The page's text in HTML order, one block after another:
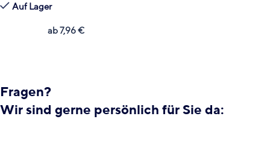
Auf Lager
ab7,96€
Fragen?
Wir sind gerne persönlich für Sie da: